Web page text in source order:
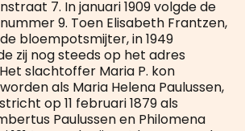
7. In januari 1909 volgde de
9. Toen Elisabeth Frantzen,
bloempotsmijter, in 1949
zij nog steeds op het adres
slachtoffer Maria P. kon
als Maria Helena Paulussen,
op 11 februari 1879 als
Paulussen en Philomena